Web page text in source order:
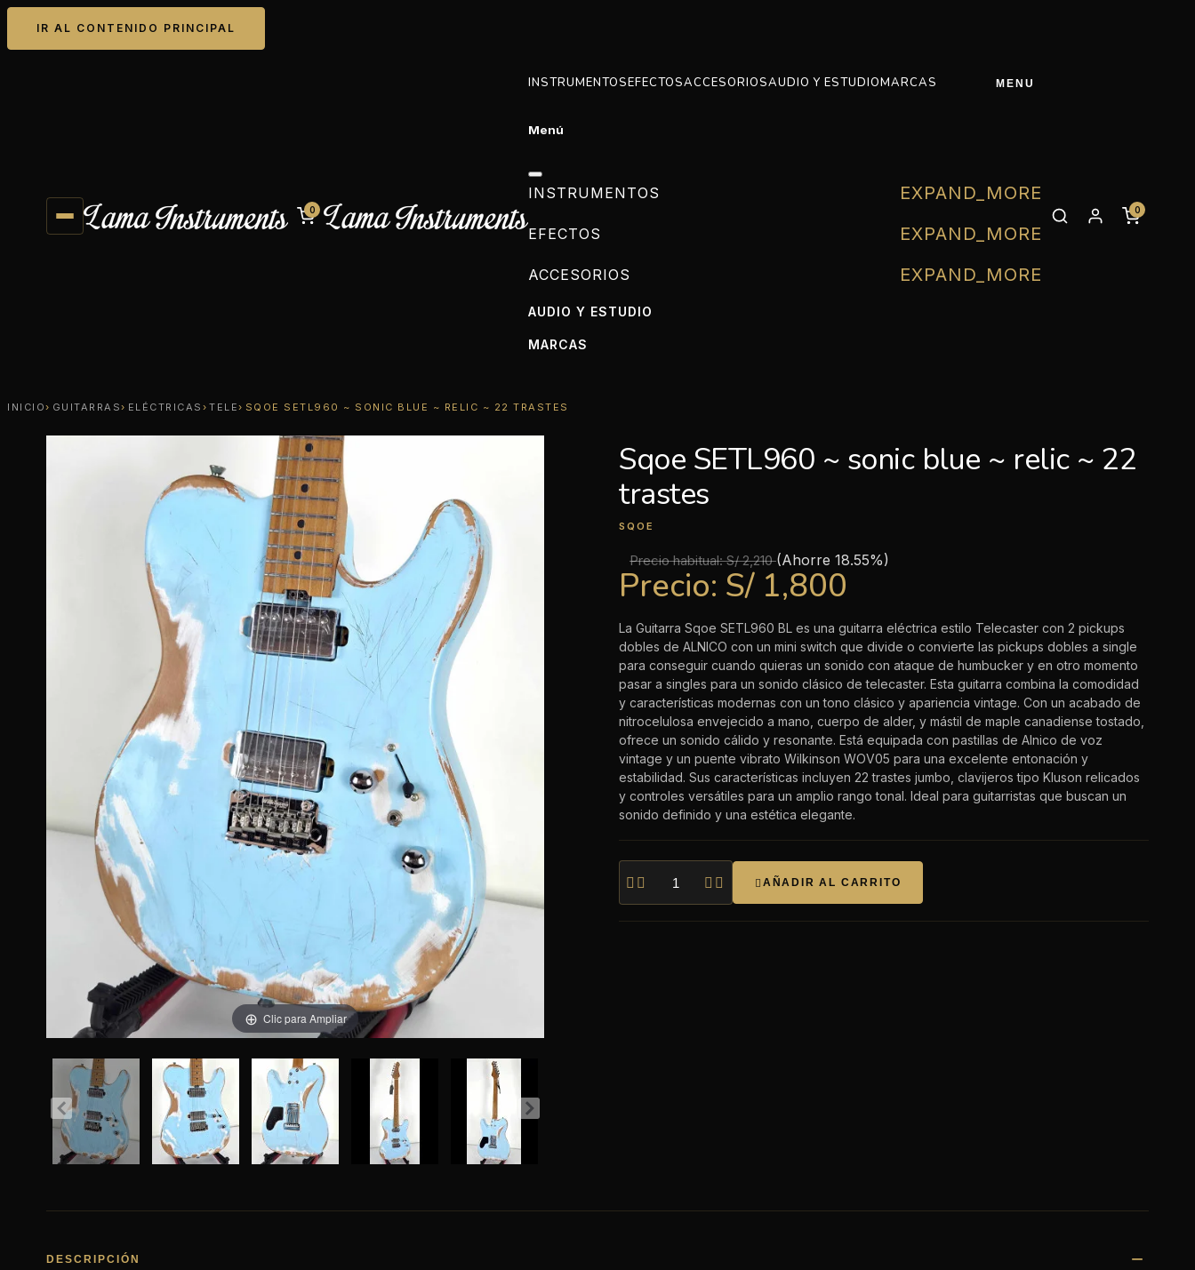
IR AL CONTENIDO PRINCIPAL
0
INSTRUMENTOSEFECTOSACCESORIOSAUDIO Y ESTUDIOMARCAS MENU
Menú
INSTRUMENTOS EXPAND_MORE
EFECTOS EXPAND_MORE
ACCESORIOS EXPAND_MORE
AUDIO Y ESTUDIO
MARCAS
0
INICIO GUITARRAS ELÉCTRICAS TELE SQOE SETL960 ~ SONIC BLUE ~ RELIC ~ 22 TRASTES
Clic para Ampliar
Sqoe SETL960 ~ sonic blue ~ relic ~ 22
trastes
SQOE
Precio habitual:S/ 2,210(Ahorre 18.55%)
Precio: S/ 1,800
La Guitarra Sqoe SETL960 BL es una guitarra eléctrica estilo Telecaster con 2 pickups
dobles de ALNICO con un mini switch que divide o convierte las pickups dobles a single
para conseguir cuando quieras un sonido con ataque de humbucker y en otro momento
pasar a singles para un sonido clásico de telecaster. Esta guitarra combina la comodidad
y características modernas con un tono clásico y apariencia vintage. Con un acabado de
nitrocelulosa envejecido a mano, cuerpo de alder, y mástil de maple canadiense tostado,
ofrece un sonido cálido y resonante. Está equipada con pastillas de Alnico de voz
vintage y un puente vibrato Wilkinson WOV05 para una excelente entonación y
estabilidad. Sus características incluyen 22 trastes jumbo, clavijeros tipo Kluson relicados
y controles versátiles para un amplio rango tonal. Ideal para guitarristas que buscan un
sonido definido y una estética elegante.
     AÑADIR AL CARRITO
DESCRIPCIÓN